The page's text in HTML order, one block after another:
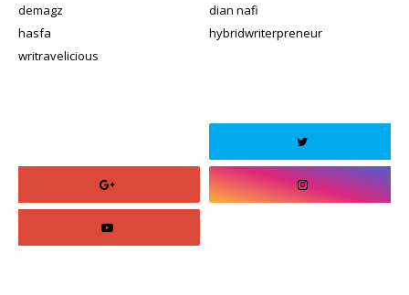
demagz
dian nafi
hasfa
hybridwriterpreneur
writravelicious